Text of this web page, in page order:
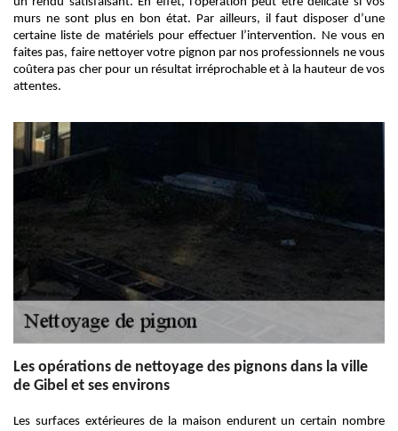
murs ne sont plus en bon état. Par ailleurs, il faut disposer d’une
certaine liste de matériels pour effectuer l’intervention. Ne vous en
faites pas, faire nettoyer votre pignon par nos professionnels ne vous
coûtera pas cher pour un résultat irréprochable et à la hauteur de vos
attentes.
Les opérations de nettoyage des pignons dans la ville
de Gibel et ses environs
Les surfaces extérieures de la maison endurent un certain nombre